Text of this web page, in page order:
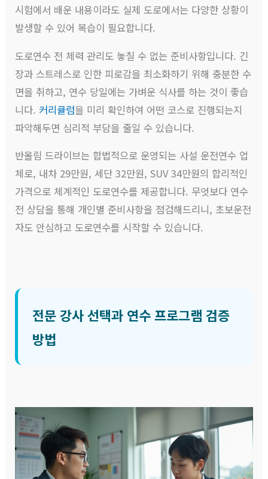
시험에서 배운 내용이라도 실제 도로에서는 다양한 상황이
발생할 수 있어 복습이 필요합니다.
도로연수 전 체력 관리도 놓칠 수 없는 준비사항입니다. 긴
장과 스트레스로 인한 피로감을 최소화하기 위해 충분한 수
면을 취하고, 연수 당일에는 가벼운 식사를 하는 것이 좋습
니다. 커리큘럼을 미리 확인하여 어떤 코스로 진행되는지
파악해두면 심리적 부담을 줄일 수 있습니다.
반올림 드라이브는 합법적으로 운영되는 사설 운전연수 업
체로, 내차 29만원, 세단 32만원, SUV 34만원의 합리적인
가격으로 체계적인 도로연수를 제공합니다. 무엇보다 연수
전 상담을 통해 개인별 준비사항을 점검해드리니, 초보운전
자도 안심하고 도로연수를 시작할 수 있습니다.
전문 강사 선택과 연수 프로그램 검증
방법